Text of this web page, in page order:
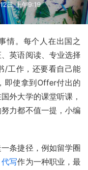
日 上午9:19
情。每个人在出国之
英语阅读、专业选择
/工作，还要看自己能
即使拿到Offer付出的
外大学的课堂听课，
力都不值一提，小编
条捷径，例如留学圈
代写作为一种职业，最